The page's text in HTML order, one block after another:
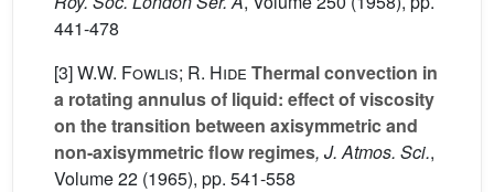
441-478
[3]W.W. Fowlis; R. Hide Thermal convection in
a rotating annulus of liquid: effect of viscosity
on the transition between axisymmetric and
non-axisymmetric flow regimes, J. Atmos. Sci.,
Volume 22 (1965), pp. 541-558